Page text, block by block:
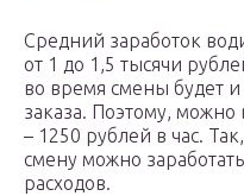
Средний заработок
от 1 до 1,5 тысячи
во время смены будет
заказа. Поэтому, можно
– 1250 рублей в час.
смену можно
расходов.